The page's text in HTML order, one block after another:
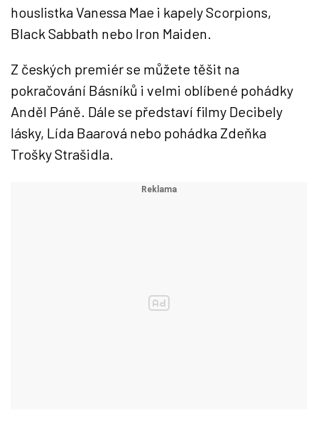
houslistka Vanessa Mae i kapely Scorpions,
Black Sabbath nebo Iron Maiden.
Z českých premiér se můžete těšit na
pokračování Básníků i velmi oblíbené pohádky
Anděl Páně. Dále se představí filmy Decibely
lásky, Lída Baarová nebo pohádka Zdeňka
Trošky Strašidla.